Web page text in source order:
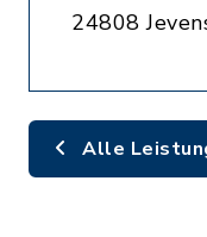
24808
Alle